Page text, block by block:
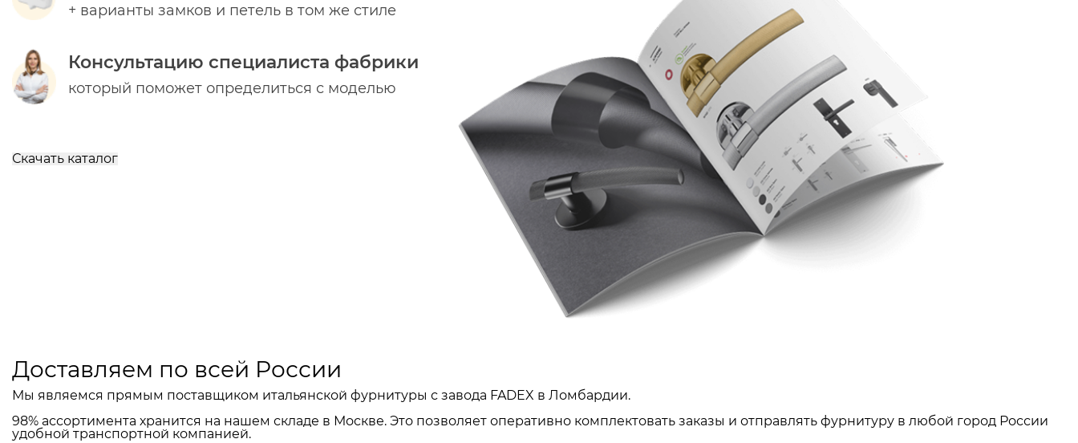
+ варианты замков и петель в том же стиле
Консультацию специалиста фабрики
который поможет определиться с моделью
Скачать каталог
Доставляем по всей России
Мы являемся прямым поставщиком итальянской фурнитуры с завода FADEX в Ломбардии.
98% ассортимента хранится на нашем складе в Москве. Это позволяет оперативно комплектовать заказы и отправлять фурнитуру в любой город России
удобной транспортной компанией.